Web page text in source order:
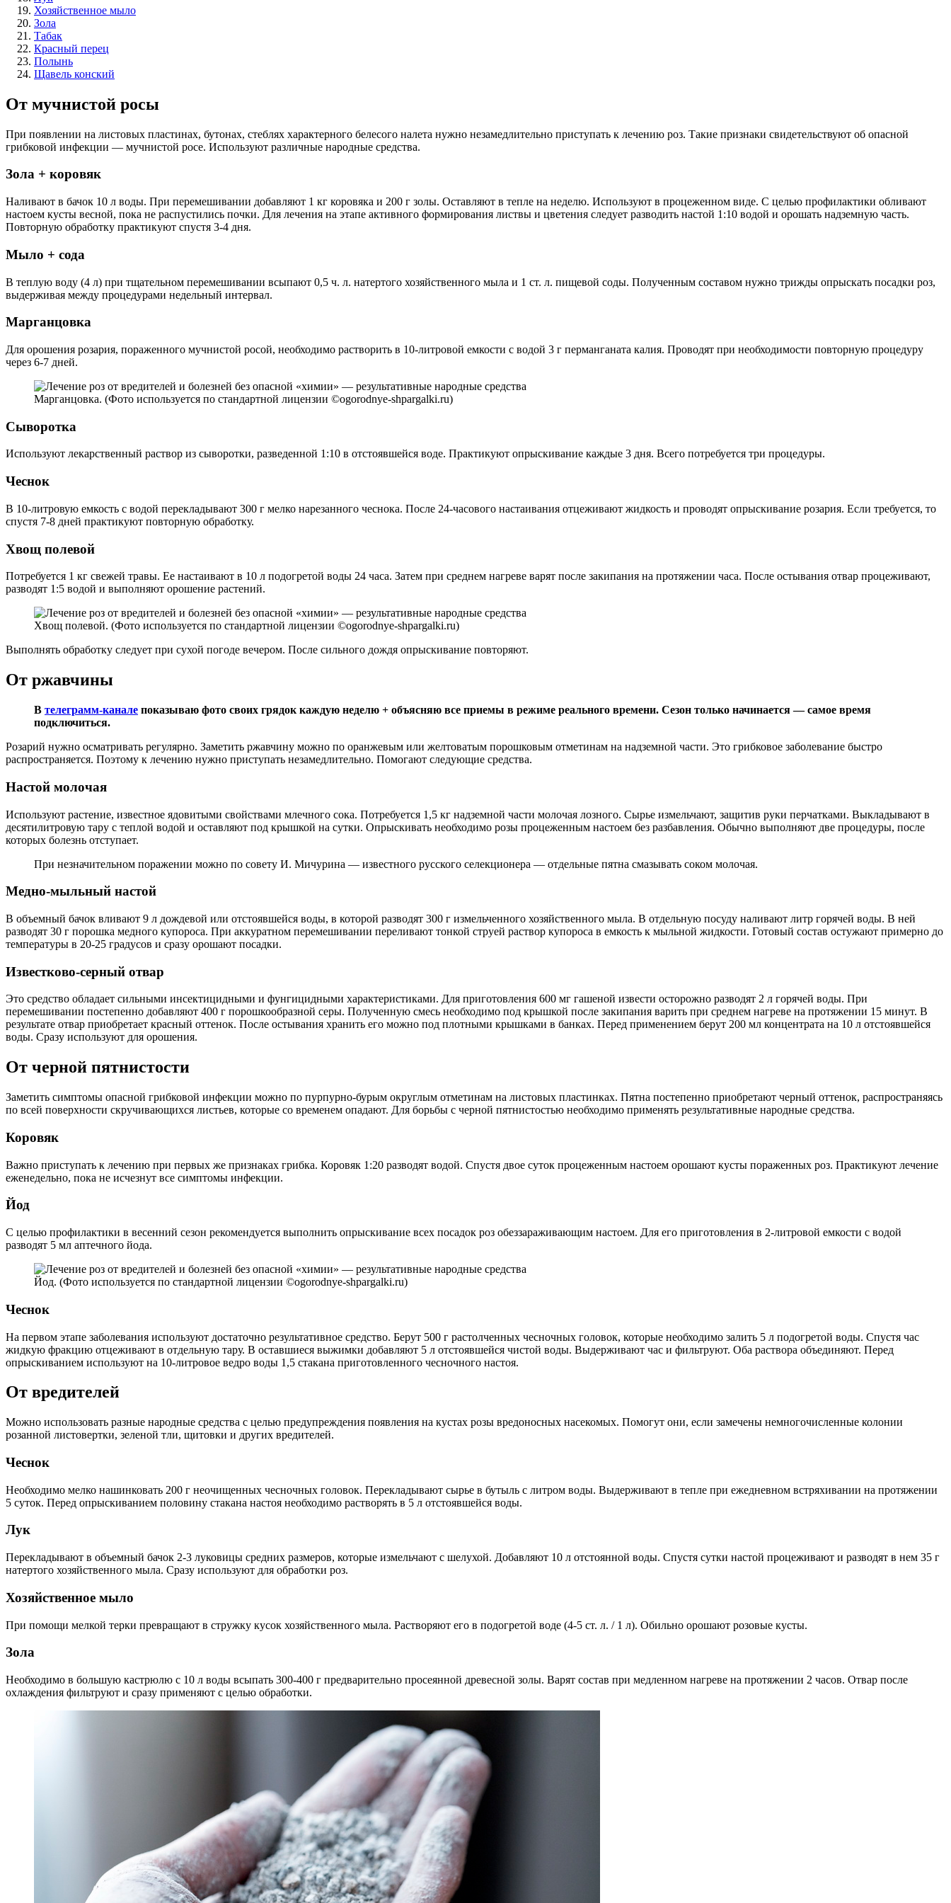
Хозяйственное мыло
Зола
Табак
Красный перец
Полынь
Щавель конский
От мучнистой росы
При появлении на листовых пластинах, бутонах, стеблях характерного белесого налета нужно незамедлительно приступать к лечению роз. Такие признаки свидетельствуют об опасной
грибковой инфекции — мучнистой росе. Используют различные народные средства.
Зола + коровяк
Наливают в бачок 10 л воды. При перемешивании добавляют 1 кг коровяка и 200 г золы. Оставляют в тепле на неделю. Используют в процеженном виде. С целью профилактики обливают
настоем кусты весной, пока не распустились почки. Для лечения на этапе активного формирования листвы и цветения следует разводить настой 1:10 водой и орошать надземную часть.
Повторную обработку практикуют спустя 3-4 дня.
Мыло + сода
В теплую воду (4 л) при тщательном перемешивании всыпают 0,5 ч. л. натертого хозяйственного мыла и 1 ст. л. пищевой соды. Полученным составом нужно трижды опрыскать посадки роз,
выдерживая между процедурами недельный интервал.
Марганцовка
Для орошения розария, пораженного мучнистой росой, необходимо растворить в 10-литровой емкости с водой 3 г перманганата калия. Проводят при необходимости повторную процедуру
через 6-7 дней.
Марганцовка. (Фото используется по стандартной лицензии ©ogorodnye-shpargalki.ru)
Сыворотка
Используют лекарственный раствор из сыворотки, разведенной 1:10 в отстоявшейся воде. Практикуют опрыскивание каждые 3 дня. Всего потребуется три процедуры.
Чеснок
В 10-литровую емкость с водой перекладывают 300 г мелко нарезанного чеснока. После 24-часового настаивания отцеживают жидкость и проводят опрыскивание розария. Если требуется, то
спустя 7-8 дней практикуют повторную обработку.
Хвощ полевой
Потребуется 1 кг свежей травы. Ее настаивают в 10 л подогретой воды 24 часа. Затем при среднем нагреве варят после закипания на протяжении часа. После остывания отвар процеживают,
разводят 1:5 водой и выполняют орошение растений.
Хвощ полевой. (Фото используется по стандартной лицензии ©ogorodnye-shpargalki.ru)
Выполнять обработку следует при сухой погоде вечером. После сильного дождя опрыскивание повторяют.
От ржавчины
В телеграмм-канале показываю фото своих грядок каждую неделю + объясняю все приемы в режиме реального времени. Сезон только начинается — самое время
подключиться.
Розарий нужно осматривать регулярно. Заметить ржавчину можно по оранжевым или желтоватым порошковым отметинам на надземной части. Это грибковое заболевание быстро
распространяется. Поэтому к лечению нужно приступать незамедлительно. Помогают следующие средства.
Настой молочая
Используют растение, известное ядовитыми свойствами млечного сока. Потребуется 1,5 кг надземной части молочая лозного. Сырье измельчают, защитив руки перчатками. Выкладывают в
десятилитровую тару с теплой водой и оставляют под крышкой на сутки. Опрыскивать необходимо розы процеженным настоем без разбавления. Обычно выполняют две процедуры, после
которых болезнь отступает.
При незначительном поражении можно по совету И. Мичурина — известного русского селекционера — отдельные пятна смазывать соком молочая.
Медно-мыльный настой
В объемный бачок вливают 9 л дождевой или отстоявшейся воды, в которой разводят 300 г измельченного хозяйственного мыла. В отдельную посуду наливают литр горячей воды. В ней
разводят 30 г порошка медного купороса. При аккуратном перемешивании переливают тонкой струей раствор купороса в емкость к мыльной жидкости. Готовый состав остужают примерно до
температуры в 20-25 градусов и сразу орошают посадки.
Известково-серный отвар
Это средство обладает сильными инсектицидными и фунгицидными характеристиками. Для приготовления 600 мг гашеной извести осторожно разводят 2 л горячей воды. При
перемешивании постепенно добавляют 400 г порошкообразной серы. Полученную смесь необходимо под крышкой после закипания варить при среднем нагреве на протяжении 15 минут. В
результате отвар приобретает красный оттенок. После остывания хранить его можно под плотными крышками в банках. Перед применением берут 200 мл концентрата на 10 л отстоявшейся
воды. Сразу используют для орошения.
От черной пятнистости
Заметить симптомы опасной грибковой инфекции можно по пурпурно-бурым округлым отметинам на листовых пластинках. Пятна постепенно приобретают черный оттенок, распространяясь
по всей поверхности скручивающихся листьев, которые со временем опадают. Для борьбы с черной пятнистостью необходимо применять результативные народные средства.
Коровяк
Важно приступать к лечению при первых же признаках грибка. Коровяк 1:20 разводят водой. Спустя двое суток процеженным настоем орошают кусты пораженных роз. Практикуют лечение
еженедельно, пока не исчезнут все симптомы инфекции.
Йод
С целью профилактики в весенний сезон рекомендуется выполнить опрыскивание всех посадок роз обеззараживающим настоем. Для его приготовления в 2-литровой емкости с водой
разводят 5 мл аптечного йода.
Йод. (Фото используется по стандартной лицензии ©ogorodnye-shpargalki.ru)
Чеснок
На первом этапе заболевания используют достаточно результативное средство. Берут 500 г растолченных чесночных головок, которые необходимо залить 5 л подогретой воды. Спустя час
жидкую фракцию отцеживают в отдельную тару. В оставшиеся выжимки добавляют 5 л отстоявшейся чистой воды. Выдерживают час и фильтруют. Оба раствора объединяют. Перед
опрыскиванием используют на 10-литровое ведро воды 1,5 стакана приготовленного чесночного настоя.
От вредителей
Можно использовать разные народные средства с целью предупреждения появления на кустах розы вредоносных насекомых. Помогут они, если замечены немногочисленные колонии
розанной листовертки, зеленой тли, щитовки и других вредителей.
Чеснок
Необходимо мелко нашинковать 200 г неочищенных чесночных головок. Перекладывают сырье в бутыль с литром воды. Выдерживают в тепле при ежедневном встряхивании на протяжении
5 суток. Перед опрыскиванием половину стакана настоя необходимо растворять в 5 л отстоявшейся воды.
Лук
Перекладывают в объемный бачок 2-3 луковицы средних размеров, которые измельчают с шелухой. Добавляют 10 л отстоянной воды. Спустя сутки настой процеживают и разводят в нем 35 г
натертого хозяйственного мыла. Сразу используют для обработки роз.
Хозяйственное мыло
При помощи мелкой терки превращают в стружку кусок хозяйственного мыла. Растворяют его в подогретой воде (4-5 ст. л. / 1 л). Обильно орошают розовые кусты.
Зола
Необходимо в большую кастрюлю с 10 л воды всыпать 300-400 г предварительно просеянной древесной золы. Варят состав при медленном нагреве на протяжении 2 часов. Отвар после
охлаждения фильтруют и сразу применяют с целью обработки.